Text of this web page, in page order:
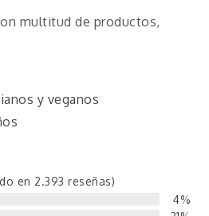
multitud de productos,
y veganos
en 2.393 reseñas)
4%